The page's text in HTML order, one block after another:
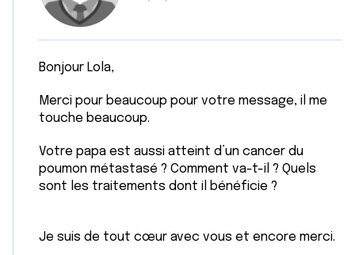
Bonjour Lola,
Merci pour beaucoup pour votre message, il me
touche beaucoup.
Votre papa est aussi atteint d’un cancer du
poumon métastasé ? Comment va-t-il ? Quels
sont les traitements dont il bénéficie ?
Je suis de tout cœur avec vous et encore merci.